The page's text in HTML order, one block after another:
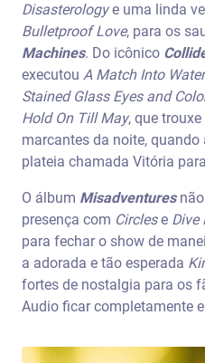
Disasterologye uma linda
Bulletproof Love, para os
Machines. Do icônico
executou A Match Into Water
Stained Glass Eyes and
Hold On Till May, que
marcantes da noite,
plateia chamada Vitória
O álbum Misadventuresnão
presença com Circlese Dive
para fechar o show de
a adorada e tão esperada
fortes de nostalgia para os
Audio ficar completamente